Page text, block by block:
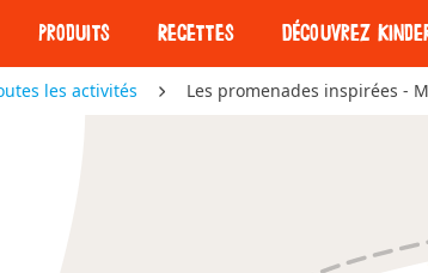
Produits Recettes Découvrez
les activités Les promenades inspirées -